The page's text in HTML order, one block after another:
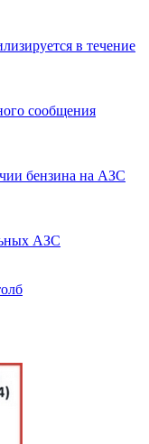
в течение
сообщения
бензина на АЗС
АЗС